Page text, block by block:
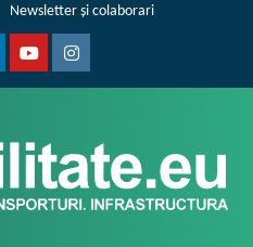
Newsletter și colaborari
YoutubeInstagram